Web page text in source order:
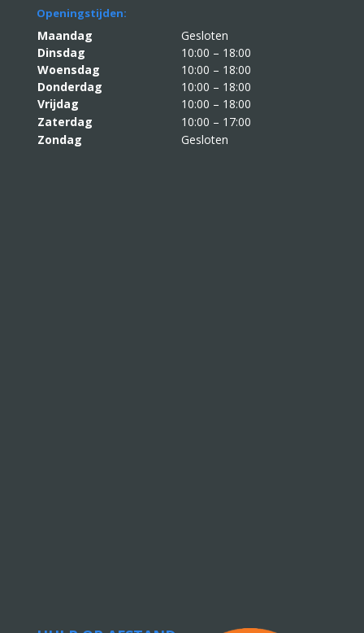
Openingstijden:
Maandag
Gesloten
Dinsdag
10:00 – 18:00
Woensdag
10:00 – 18:00
Donderdag
10:00 – 18:00
Vrijdag
10:00 – 18:00
Zaterdag
10:00 – 17:00
Zondag
Gesloten